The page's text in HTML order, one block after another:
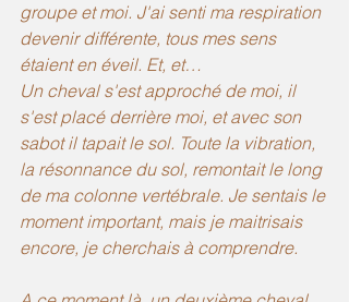
groupe et moi. J'ai senti ma respiration
devenir différente, tous mes sens
étaient en éveil. Et, et…
Un cheval s'est approché de moi, il
s'est placé derrière moi, et avec son
sabot il tapait le sol. Toute la vibration,
la résonnance du sol, remontait le long
de ma colonne vertébrale. Je sentais le
moment important, mais je maitrisais
encore, je cherchais à comprendre.